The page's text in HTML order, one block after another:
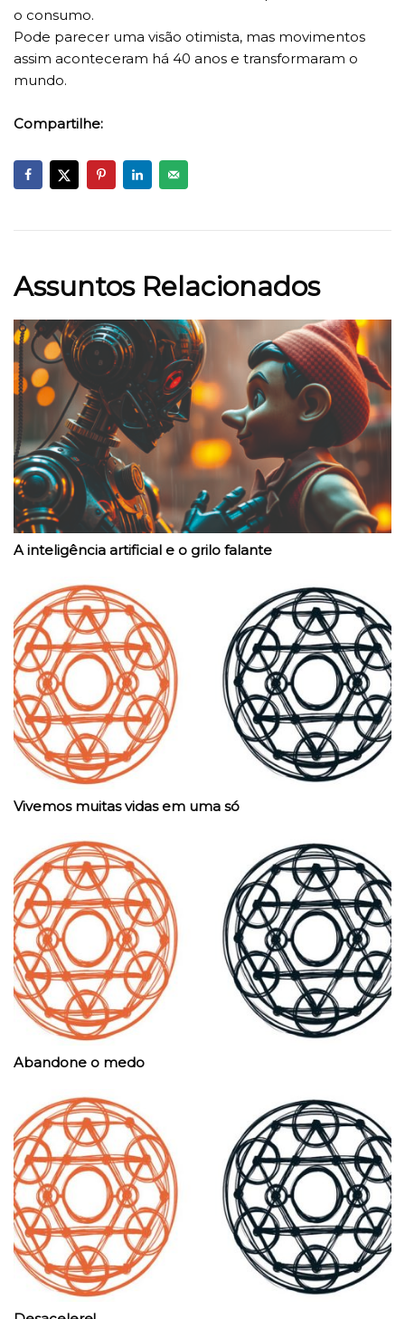
o consumo.
Pode parecer uma visão otimista, mas movimentos
assim aconteceram há 40 anos e transformaram o
mundo.
Compartilhe:
Assuntos Relacionados
A inteligência artificial e o grilo falante
Vivemos muitas vidas em uma só
Abandone o medo